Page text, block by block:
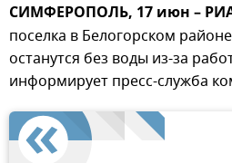
СИМФЕРОПОЛЬ, 17 июн –
поселка в Белогорском
останутся без воды из-за
информирует пресс-служба